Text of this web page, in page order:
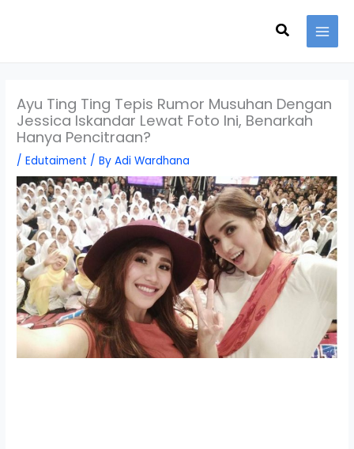
Search
Ayu Ting Ting Tepis Rumor Musuhan Dengan
Jessica Iskandar Lewat Foto Ini, Benarkah
Hanya Pencitraan?
/Edutaiment / ByAdi Wardhana